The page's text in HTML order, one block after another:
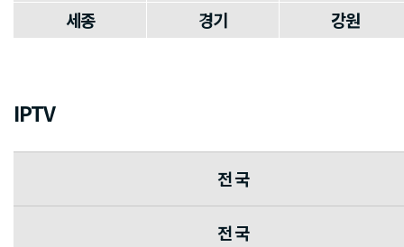
세종
경기 강원
IPTV
전 국
전 국